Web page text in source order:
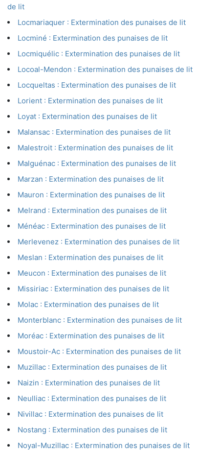
de lit
Locmariaquer : Extermination des punaises de lit
Locminé : Extermination des punaises de lit
Locmiquélic : Extermination des punaises de lit
Locoal-Mendon : Extermination des punaises de lit
Locqueltas : Extermination des punaises de lit
Lorient : Extermination des punaises de lit
Loyat : Extermination des punaises de lit
Malansac : Extermination des punaises de lit
Malestroit : Extermination des punaises de lit
Malguénac : Extermination des punaises de lit
Marzan : Extermination des punaises de lit
Mauron : Extermination des punaises de lit
Melrand : Extermination des punaises de lit
Ménéac : Extermination des punaises de lit
Merlevenez : Extermination des punaises de lit
Meslan : Extermination des punaises de lit
Meucon : Extermination des punaises de lit
Missiriac : Extermination des punaises de lit
Molac : Extermination des punaises de lit
Monterblanc : Extermination des punaises de lit
Moréac : Extermination des punaises de lit
Moustoir-Ac : Extermination des punaises de lit
Muzillac : Extermination des punaises de lit
Naizin : Extermination des punaises de lit
Neulliac : Extermination des punaises de lit
Nivillac : Extermination des punaises de lit
Nostang : Extermination des punaises de lit
Noyal-Muzillac : Extermination des punaises de lit